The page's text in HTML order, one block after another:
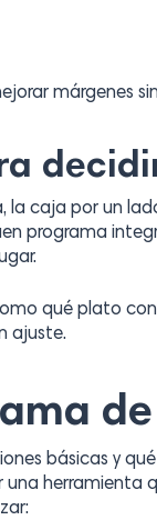
márgenes
caja por un
programa
qué plato
ajuste.
básicas y
herramienta